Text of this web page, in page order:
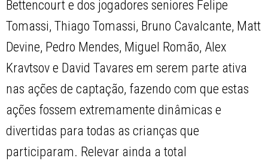
Bettencourt e dos jogadores seniores Felipe
Tomassi, Thiago Tomassi, Bruno Cavalcante, Matt
Devine, Pedro Mendes, Miguel Romão, Alex
Kravtsov e David Tavares em serem parte ativa
nas ações de captação, fazendo com que estas
ações fossem extremamente dinâmicas e
divertidas para todas as crianças que
participaram. Relevar ainda a total